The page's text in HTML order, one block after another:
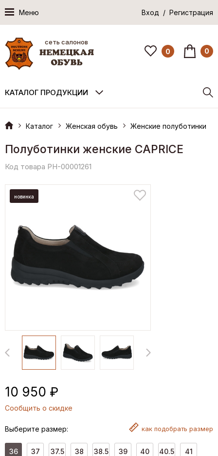
Меню Вход / Регистрация
сеть салонов
0 0
КАТАЛОГ ПРОДУКЦИИ
Каталог Женская обувь Женские полуботинки
Полуботинки женские CAPRICE
Код товара РН-00001261
новинка
10 950 ₽
Сообщить о скидке
Выберите размер: как подобрать размер
36 37 37.5 38 38.5 39 40 40.5 41